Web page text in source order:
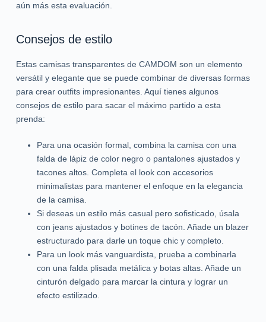
aún más esta evaluación.
Consejos de estilo
Estas camisas transparentes de CAMDOM son un elemento
versátil y elegante que se puede combinar de diversas formas
para crear outfits impresionantes. Aquí tienes algunos
consejos de estilo para sacar el máximo partido a esta
prenda:
Para una ocasión formal, combina la camisa con una
falda de lápiz de color negro o pantalones ajustados y
tacones altos. Completa el look con accesorios
minimalistas para mantener el enfoque en la elegancia
de la camisa.
Si deseas un estilo más casual pero sofisticado, úsala
con jeans ajustados y botines de tacón. Añade un blazer
estructurado para darle un toque chic y completo.
Para un look más vanguardista, prueba a combinarla
con una falda plisada metálica y botas altas. Añade un
cinturón delgado para marcar la cintura y lograr un
efecto estilizado.